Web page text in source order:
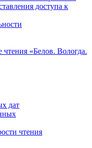
доступа к
чтения «Белов. Вологда.
дат
чтения